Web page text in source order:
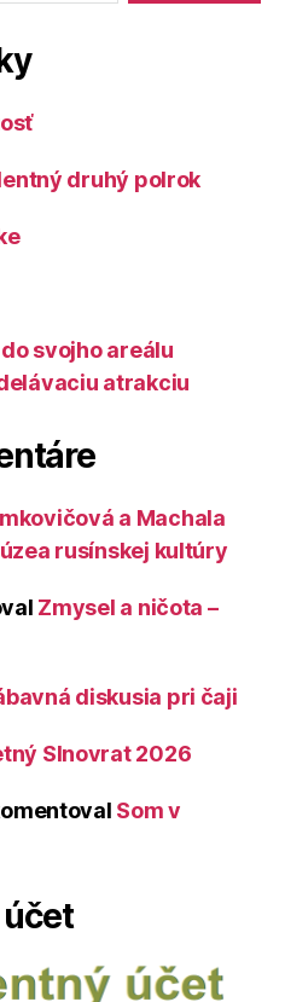
druhý polrok
svojho areálu
atrakciu
a Machala
rusínskej kultúry
Zmysel a ničota –
diskusia pri čaji
Slnovrat 2026
Som v